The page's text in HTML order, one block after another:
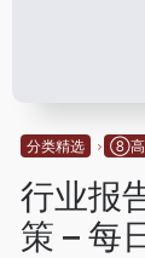
分类精选 ⑧高
行业报
策 – 每